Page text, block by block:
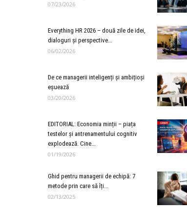
07/23/2026
Everything HR 2026 – două zile de idei,
dialoguri și perspective...
06/02/2026
De ce managerii inteligenți și ambițioși
eșuează
03/20/2026
EDITORIAL: Economia minții – piața
testelor și antrenamentului cognitiv
explodează. Cine...
01/19/2026
Ghid pentru managerii de echipă: 7
metode prin care să îți...
02/13/2025